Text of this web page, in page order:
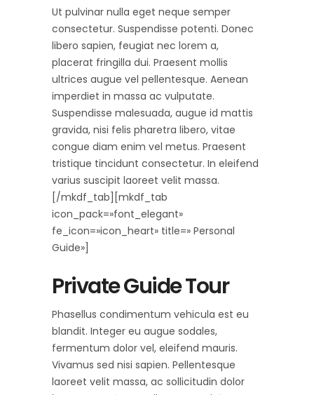
Ut pulvinar nulla eget neque semper
consectetur. Suspendisse potenti. Donec
libero sapien, feugiat nec lorem a,
placerat fringilla dui. Praesent mollis
ultrices augue vel pellentesque. Aenean
imperdiet in massa ac vulputate.
Suspendisse malesuada, augue id mattis
gravida, nisi felis pharetra libero, vitae
congue diam enim vel metus. Praesent
tristique tincidunt consectetur. In eleifend
varius suscipit laoreet velit massa.
[/mkdf_tab][mkdf_tab
icon_pack=»font_elegant»
fe_icon=»icon_heart» title=» Personal
Guide»]
Private Guide Tour
Phasellus condimentum vehicula est eu
blandit. Integer eu augue sodales,
fermentum dolor vel, eleifend mauris.
Vivamus sed nisi sapien. Pellentesque
laoreet velit massa, ac sollicitudin dolor